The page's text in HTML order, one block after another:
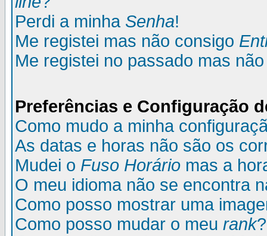
Perdi a minha Senha!
Me registei mas não consigo
Me registei no passado mas
Preferências e Configuração
Como mudo a minha
As datas e horas não são os
Mudei o Fuso Horário mas a
O meu idioma não se encontra
Como posso mostrar uma
Como posso mudar o meu rank?